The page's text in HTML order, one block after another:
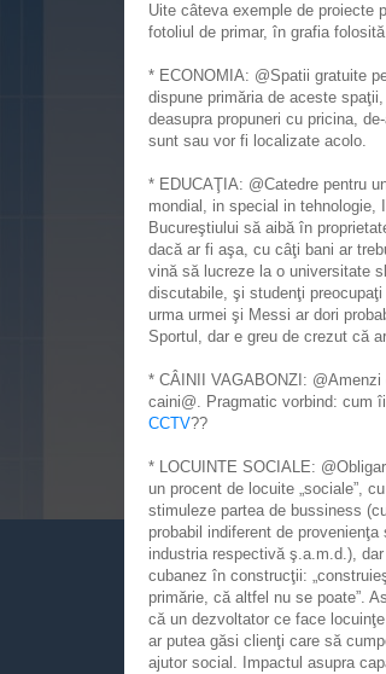
Uite câteva exemple de proiecte
fotoliul de primar, în grafia
* ECONOMIA: @Spatii gratuite
dispune primăria de aceste
deasupra propuneri cu pricina,
sunt sau vor fi localizate acolo.
* EDUCAŢIA: @Catedre pentru
mondial, in special in
Bucureştiului să aibă în
dacă ar fi aşa, cu câţi bani ar
vină să lucreze la o universitate
discutabile, şi studenţi
urma urmei şi Messi ar dori
Sportul, dar e greu de crezut că
* CÂINII VAGABONZI:
caini@. Pragmatic vorbind: cum
CCTV??
* LOCUINTE SOCIALE:
un procent de locuite „sociale”,
stimuleze partea de bussiness
probabil indiferent de
industria respectivă ş.a.m.d.),
cubanez în construcţii:
primărie, că altfel nu se poate”.
că un dezvoltator ce face
ar putea găsi clienţi care să
ajutor social. Impactul asupra